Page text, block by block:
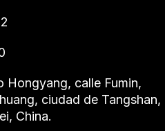
Hongyang, calle Fumin,
ciudad de Tangshan,
China.